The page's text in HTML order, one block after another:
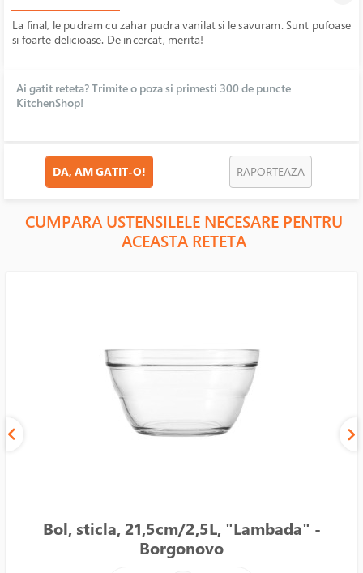
La final, le pudram cu zahar pudra vanilat si le savuram. Sunt pufoase
si foarte delicioase. De incercat, merita!
Ai gatit reteta? Trimite o poza si primesti 300 de puncte
KitchenShop!
DA, AM GATIT-O! RAPORTEAZA
CUMPARA USTENSILELE NECESARE PENTRU
ACEASTA RETETA
Bol, sticla, 21,5cm/2,5L, "Lambada" -
Borgonovo